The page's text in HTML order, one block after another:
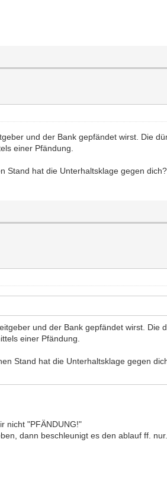
und der Bank gepfändet wirst. Die
einer Pfändung.
Stand hat die Unterhaltsklage gegen
und der Bank gepfändet wirst.
einer Pfändung.
Stand hat die Unterhaltsklage gegen
nicht "PFÄNDUNG!"
dann beschleunigt es den ablauf ff. nur.